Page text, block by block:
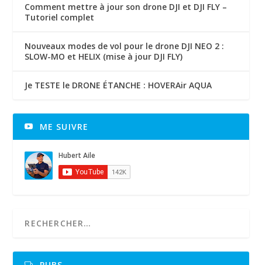
Comment mettre à jour son drone DJI et DJI FLY –
Tutoriel complet
Nouveaux modes de vol pour le drone DJI NEO 2 :
SLOW-MO et HELIX (mise à jour DJI FLY)
Je TESTE le DRONE ÉTANCHE : HOVERAir AQUA
ME SUIVRE